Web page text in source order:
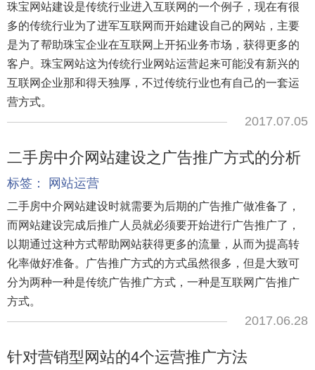
珠宝网站建设是传统行业进入互联网的一个例子，现在有很
多的传统行业为了进军互联网而开始建设自己的网站，主要
是为了帮助珠宝企业在互联网上开拓业务市场，获得更多的
客户。珠宝网站这为传统行业网站运营起来可能没有新兴的
互联网企业那和得天独厚，不过传统行业也有自己的一套运
营方式。
2017.07.05
二手房中介网站建设之广告推广方式的分析
标签： 网站运营
二手房中介网站建设时就需要为后期的广告推广做准备了，
而网站建设完成后推广人员就必须要开始进行广告推广了，
以期通过这种方式帮助网站获得更多的流量，从而为提高转
化率做好准备。广告推广方式的方式虽然很多，但是大致可
分为两种一种是传统广告推广方式，一种是互联网广告推广
方式。
2017.06.28
针对营销型网站的4个运营推广方法